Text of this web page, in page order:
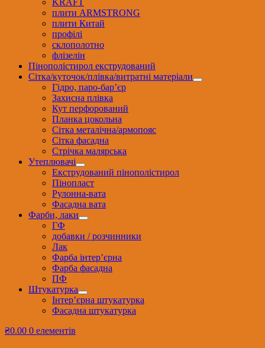
KRAFT
плити ARMSTRONG
плити Китай
профілі
склополотно
флізелін
Пінополістирол екструдований
Сітка/куточок/плівка/витратні матеріали
Гідро, паро-бар’єр
Захисна плівка
Кут перфорований
Планка цокольна
Сітка металічна/армопояс
Сітка фасадна
Стрічка малярська
Утеплювачі
Екструдований пінополістирол
Пінопласт
Рулонна-вата
Фасадна вата
Фарби, лаки
ГФ
добавки / розчинники
Лак
Фарба інтер’єрна
Фарба фасадна
ПФ
Штукатурка
Інтер’єрна штукатурка
Фасадна штукатурка
₴0.00 0 елементів